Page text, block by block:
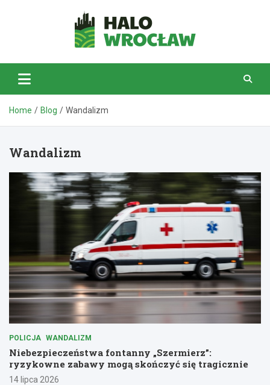
HaloWrocław.pl
Home Blog Wandalizm
Wandalizm
POLICJA WANDALIZM
Niebezpieczeństwa fontanny „Szermierz”:
ryzykowne zabawy mogą skończyć się tragicznie
14 lipca 2026